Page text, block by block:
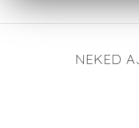
NEKED